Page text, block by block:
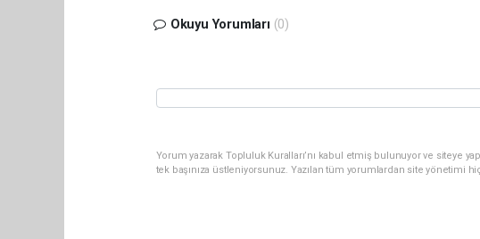
Okuyu Yorumları (0)
Yorum yazarak Topluluk Kuralları’nı kabul etmiş bulunuyor ve siteye
tek başınıza üstleniyorsunuz. Yazılan tüm yorumlardan site yönetimi